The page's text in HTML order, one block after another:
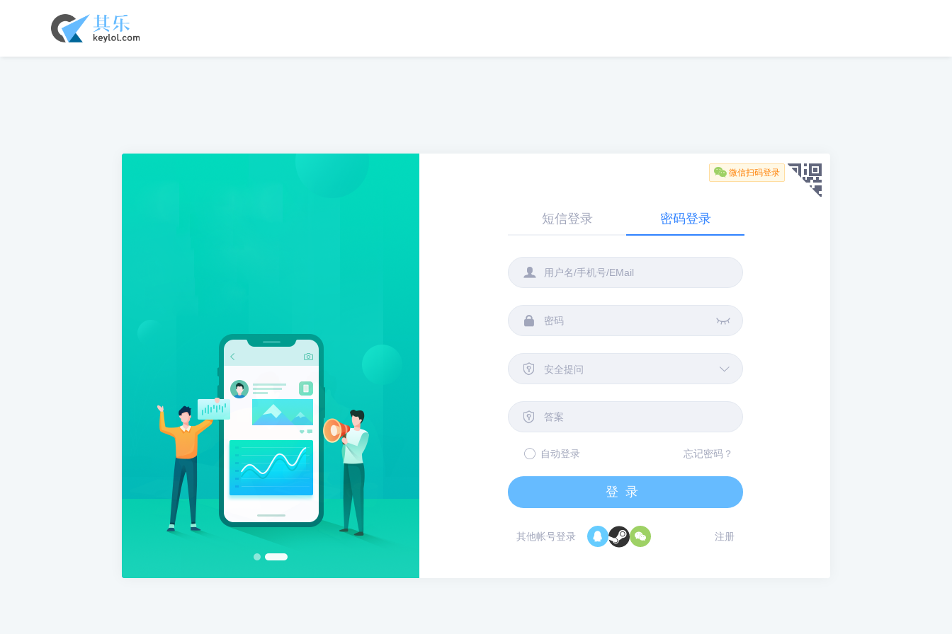
 微信扫码登录
短信登录 密码登录

 
 安全提问 

自动登录 忘记密码？
登录
其他帐号登录   注册